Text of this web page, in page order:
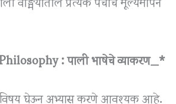
: पाली भाषेचे व्याकरण_*